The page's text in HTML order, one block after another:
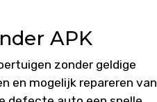
APK
zonder geldige
en mogelijk repareren van